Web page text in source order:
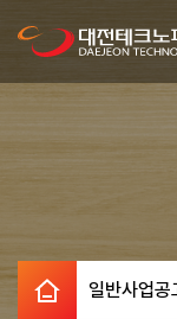
일반사업공